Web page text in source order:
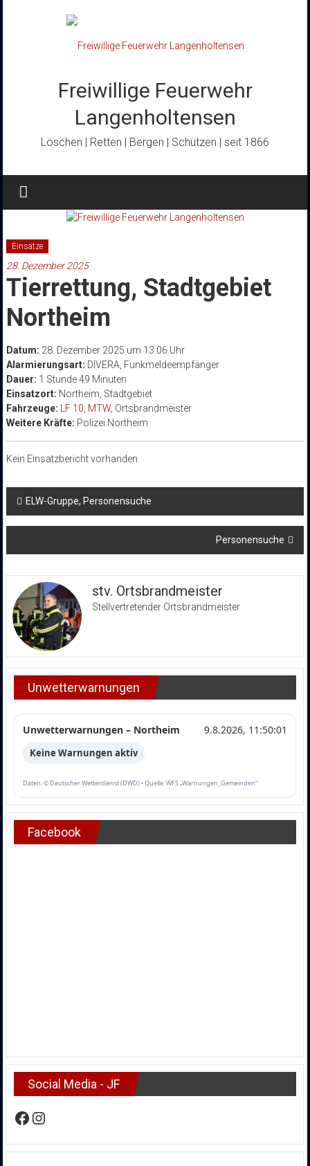
Freiwillige Feuerwehr
Langenholtensen
Löschen | Retten | Bergen | Schützen | seit 1866
Einsätze
28. Dezember 2025
Tierrettung, Stadtgebiet
Northeim
Datum: 28. Dezember 2025 um 13:06 Uhr
Alarmierungsart: DIVERA, Funkmeldeempfänger
Dauer: 1 Stunde 49 Minuten
Einsatzort: Northeim, Stadtgebiet
Fahrzeuge:
LF 10 MTW, Ortsbrandmeister
Weitere Kräfte: Polizei Northeim
Kein Einsatzbericht vorhanden
Beitragsnavigation
ELW-Gruppe, Personensuche
Personensuche
stv. Ortsbrandmeister
Stellvertretender Ortsbrandmeister
Unwetterwarnungen
Unwetterwarnungen – Northeim 9.8.2026, 11:50:01
Keine Warnungen aktiv
Daten: © Deutscher Wetterdienst (DWD) • Quelle: WFS „Warnungen_Gemeinden“
Facebook
Social Media - JF
Facebook
Instagram